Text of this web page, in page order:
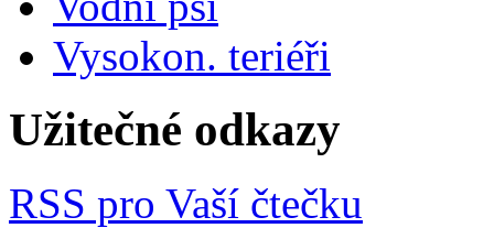
Vysokon. teriéři
Užitečné odkazy
RSS pro Vaší čtečku